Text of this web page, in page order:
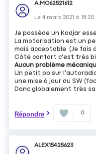
A.MO62521612
Le4 mars 2021 à18:20
Je possède un Kadjar
La motorisation est un
mais acceptable. (Je fais
Côté confort c'est très
Aucun problème
Un petit pb sur
une mise à jour du SW
Donc globalement très
Répondre 0
ALEX15425623